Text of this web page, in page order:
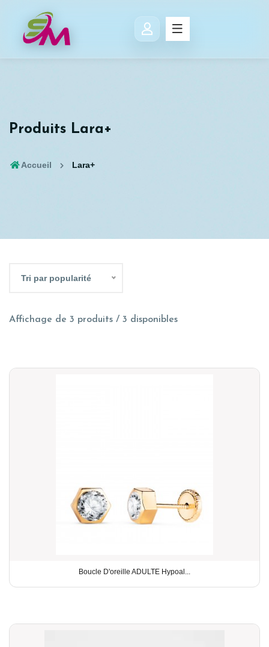
Produits Lara+
Accueil Lara+
Tri par popularité
Affichage de 3 produits / 3 disponibles
Boucle D'oreille ADULTE Hypoal...